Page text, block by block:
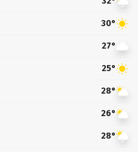
30°
27°
25°
28°
26°
28°